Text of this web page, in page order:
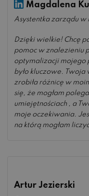
Magdalena
Asystentka zarządu w
Dzięki wielkie! Chcę
pomoc w znalezieniu
optymalizacji mojego
było kluczowe.
zrobiła różnicę w
się, że mogłam
umiejętnościach , a
moje oczekiwania.
na którą mogłam
Artur Jezierski